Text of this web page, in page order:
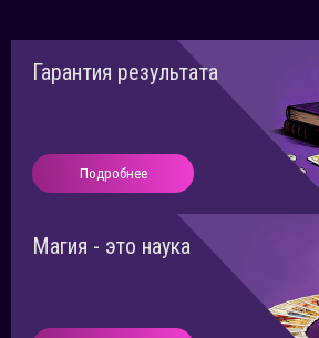
Гарантия результата
Подробнее
Магия - это наука